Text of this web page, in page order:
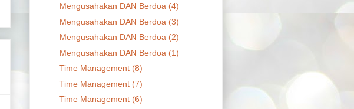
Mengusahakan DAN Berdoa (4)
Mengusahakan DAN Berdoa (3)
Mengusahakan DAN Berdoa (2)
Mengusahakan DAN Berdoa (1)
Time Management (8)
Time Management (7)
Time Management (6)